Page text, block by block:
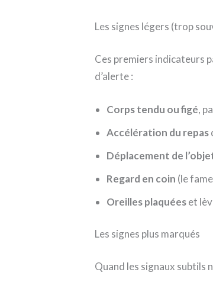
Les signes légers (trop
Ces premiers indicateurs
d’alerte :
Corps tendu ou figé,
Accélération du repas
Déplacement de
Regard en coin (le
Oreilles plaquéeset
Les signes plus marqués
Quand les signaux subtils